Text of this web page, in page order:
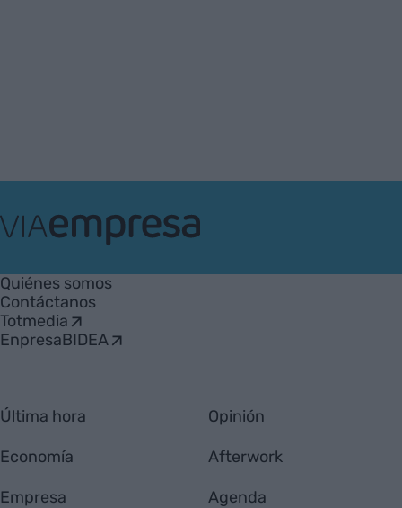
Empresa
Quiénes somos
Contáctanos
Totmedia
EnpresaBIDEA
Última hora
Economía
Empresa
Opinión
Afterwork
Agenda